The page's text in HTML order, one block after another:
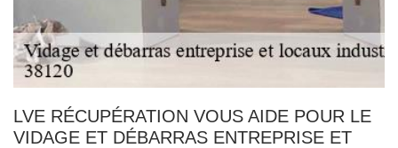
LVE RÉCUPÉRATION VOUS AIDE POUR LE
VIDAGE ET DÉBARRAS ENTREPRISE ET